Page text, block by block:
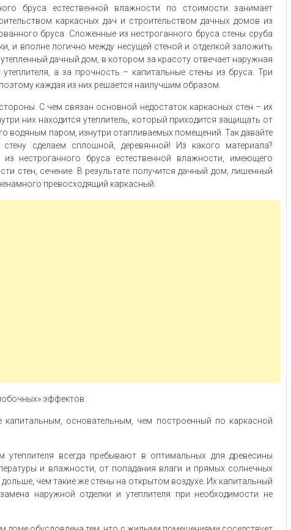
бруса естественной влажности по стоимости занимает
каркасных дач и строительством дачных домов из
бруса. Сложенные из нестроганного бруса стены сруба
и вполне логично между несущей стеной и отделкой заложить
дачный дом, в котором за красоту отвечает наружная
а за прочность – капитальные стены из бруса. Три
каждая из них решается наилучшим образом.
С чем связан основной недостаток каркасных стен – их
них находится утеплитель, который приходится защищать от
водяным паром, изнутри отапливаемых помещений. Так давайте
сделаем сплошной, деревянной! Из какого материала?
нестроганного бруса естественной влажности, имеющего
стен, сечение. В результате получится дачный дом, лишенный
превосходящий каркасный.
эффектов:
основательным, чем построенный по каркасной
всегда пребывают в оптимальных для древесины
и влажности, от попадания влаги и прямых солнечных
чем такие же стены на открытом воздухе. Их капитальный
наружной отделки и утеплителя при необходимости не